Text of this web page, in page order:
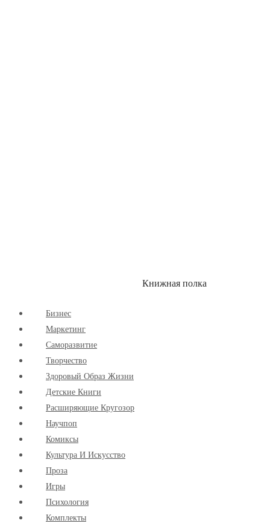
Книжная полка
Бизнес
Маркетинг
Cаморазвитие
Творчество
Здоровый Образ Жизни
Детские Книги
Расширяющие Кругозор
Научпоп
Комиксы
Культура И Искусство
Проза
Игры
Психология
Комплекты